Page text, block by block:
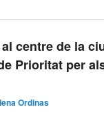
centre de la
Prioritat per
Ordinas